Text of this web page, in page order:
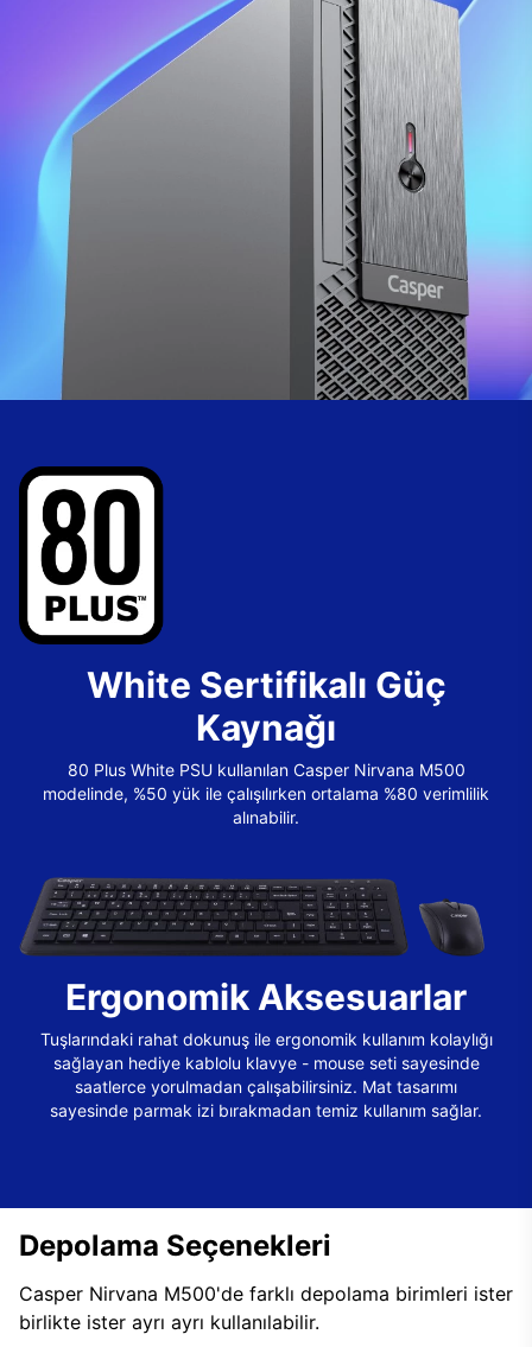
White Sertifikalı Güç
Kaynağı
80 Plus White PSU kullanılan Casper Nirvana M500
modelinde, %50 yük ile çalışılırken ortalama %80 verimlilik
alınabilir.
Ergonomik Aksesuarlar
Tuşlarındaki rahat dokunuş ile ergonomik kullanım kolaylığı
sağlayan hediye kablolu klavye - mouse seti sayesinde
saatlerce yorulmadan çalışabilirsiniz. Mat tasarımı
sayesinde parmak izi bırakmadan temiz kullanım sağlar.
Depolama Seçenekleri
Casper Nirvana M500'de farklı depolama birimleri ister
birlikte ister ayrı ayrı kullanılabilir.